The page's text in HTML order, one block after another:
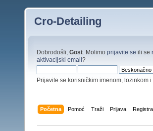
Cro-Detailing
Dobrodošli, Gost . Molimo prijavite se ili se
aktivacijski email?
Prijavite se korisničkim imenom, lozinkom
Početna Pomoć Traži Prijava